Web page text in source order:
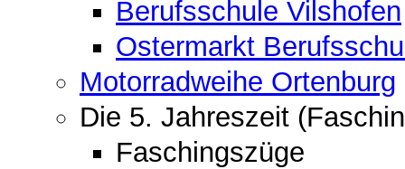
Berufsschule Vilshofen
Ostermarkt
Motorradweihe Ortenburg
Die 5. Jahreszeit
Faschingszüge